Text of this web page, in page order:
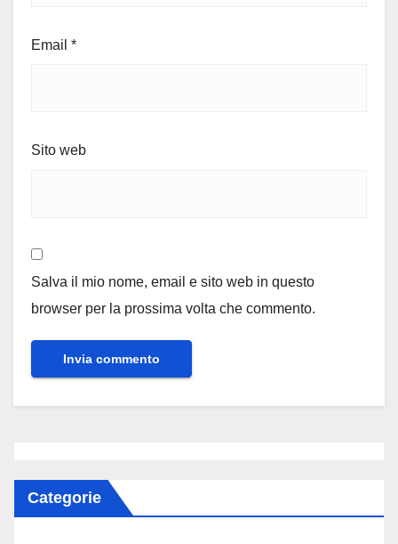
Email *
Sito web
Salva il mio nome, email e sito web in questo
browser per la prossima volta che commento.
Categorie